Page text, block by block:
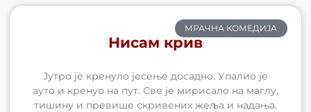
МРАЧНА КОМЕДИЈА
Нисам крив
Јутро је кренуло јесење досадно. Упалио је
ауто и кренуо на пут. Све је мирисало на маглу,
тишину и превише скривених жеља и надања.